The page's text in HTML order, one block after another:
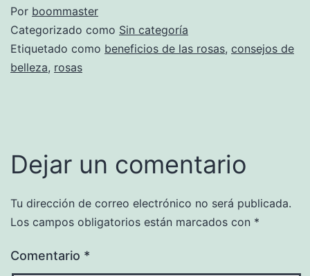
Por boommaster
Categorizado como Sin categoría
Etiquetado como beneficios de las rosas, consejos de
belleza, rosas
Dejar un comentario
Tu dirección de correo electrónico no será publicada.
Los campos obligatorios están marcados con *
Comentario *